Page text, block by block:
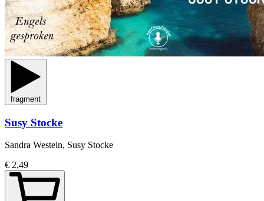
fragment
Susy Stocke
Sandra Westein, Susy Stocke
€ 2,49